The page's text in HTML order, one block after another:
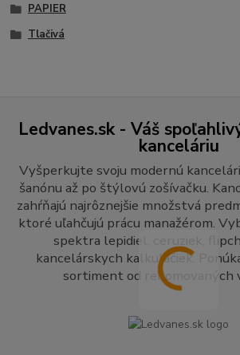
PAPIER
Tlačivá
Ledvanes.sk - Váš
kanceláriu
Vyšperkujte svoju modernú
šanónu až po štýlovú zošívačku.
zahŕňajú najrôznejšie množstvá
ktoré uľahčujú prácu manažérom.
spektra lepidiel, ceruziek,
kancelárskych kalkulačiek.
sortiment od renomovaných